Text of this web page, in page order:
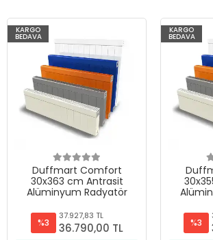
KARGO
BEDAVA
Duffmart Comfort
30x363 cm Antrasit
Alüminyum Radyatör
%3
37.927,83 TL
36.790,00 TL
KARGO
BEDAVA
%3